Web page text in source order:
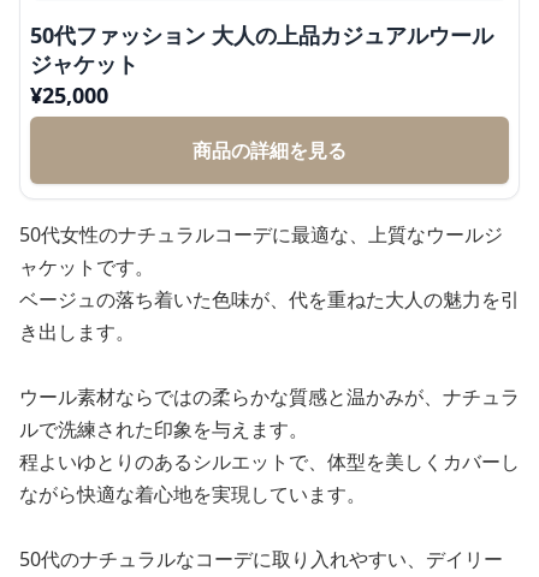
50代ファッション 大人の上品カジュアルウール
ジャケット
¥25,000
商品の詳細を見る
50代女性のナチュラルコーデに最適な、上質なウールジ
ャケットです。
ベージュの落ち着いた色味が、代を重ねた大人の魅力を引
き出します。
ウール素材ならではの柔らかな質感と温かみが、ナチュラ
ルで洗練された印象を与えます。
程よいゆとりのあるシルエットで、体型を美しくカバーし
ながら快適な着心地を実現しています。
50代のナチュラルなコーデに取り入れやすい、デイリー